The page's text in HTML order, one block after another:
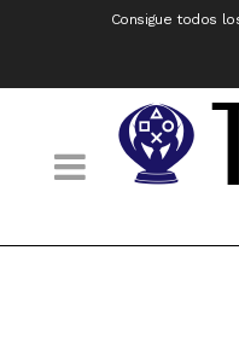
Consigue todos